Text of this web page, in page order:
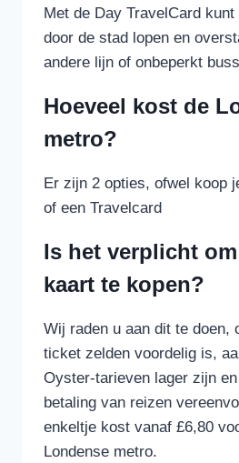
Met de Day TravelCard kunt
door de stad lopen en
andere lijn of onbeperkt
Hoeveel kost de
metro?
Er zijn 2 opties, ofwel koop
of een Travelcard
Is het verplicht
kaart te kopen?
Wij raden u aan dit te doen,
ticket zelden voordelig is,
Oyster-tarieven lager zijn
betaling van reizen
enkeltje kost vanaf £6,80
Londense metro.